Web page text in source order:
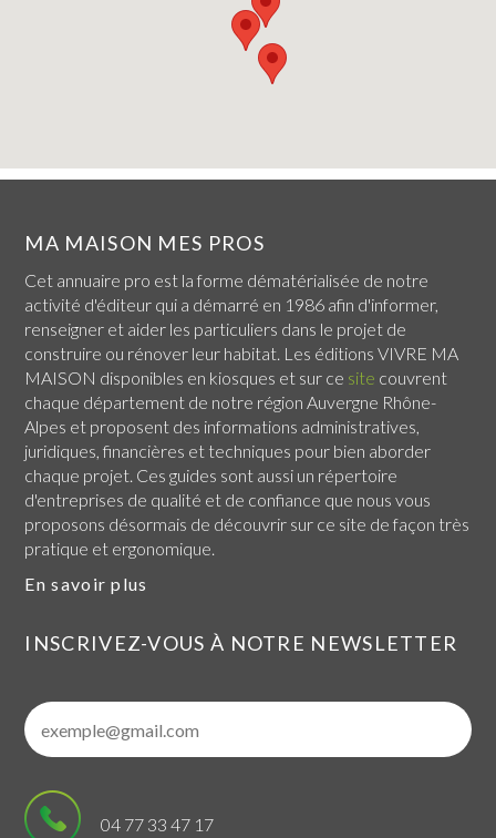
MA MAISON MES PROS
Cet annuaire pro est la forme dématérialisée de notre
activité d'éditeur qui a démarré en 1986 afin d'informer,
renseigner et aider les particuliers dans le projet de
construire ou rénover leur habitat. Les éditions VIVRE MA
MAISON disponibles en kiosques et sur ce site couvrent
chaque département de notre région Auvergne Rhône-
Alpes et proposent des informations administratives,
juridiques, financières et techniques pour bien aborder
chaque projet. Ces guides sont aussi un répertoire
d'entreprises de qualité et de confiance que nous vous
proposons désormais de découvrir sur ce site de façon très
pratique et ergonomique.
En savoir plus
INSCRIVEZ-VOUS À NOTRE NEWSLETTER
04 77 33 47 17